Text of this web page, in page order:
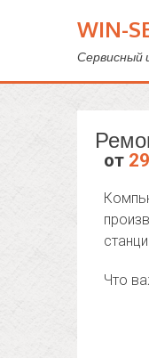
WIN-
Сервисный
от
Что